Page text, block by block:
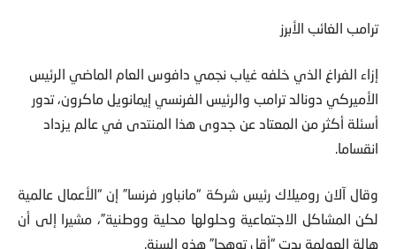
الأميركي دونالد ترامب والرئيس الفرنسي إيمانويل ماكرون، تدور
أسئلة أكثر من المعتاد عن جدوى هذا المنتدى في عالم يزداد
انقساما.
لكن المشاكل الاجتماعية وحلولها محلية ووطنية”، مشيرا إلى أن
هالة العولمة بدت “أقل توهجا” هذه السنة.